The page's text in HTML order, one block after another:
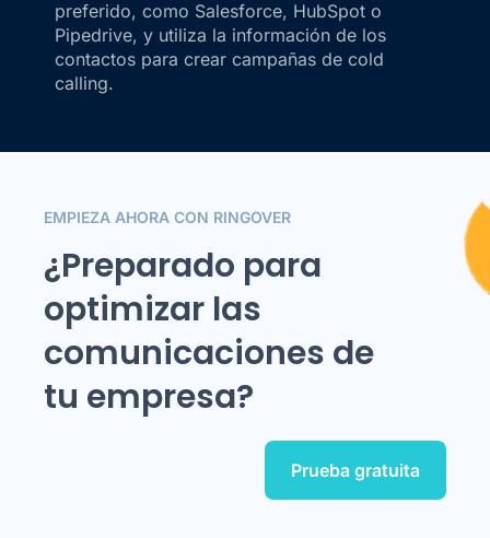
preferido, como Salesforce, HubSpot o
Pipedrive, y utiliza la información de los
contactos para crear campañas de cold
calling.
EMPIEZA AHORA CON RINGOVER
¿Preparado para
optimizar las
comunicaciones de
tu empresa?
Prueba gratuita